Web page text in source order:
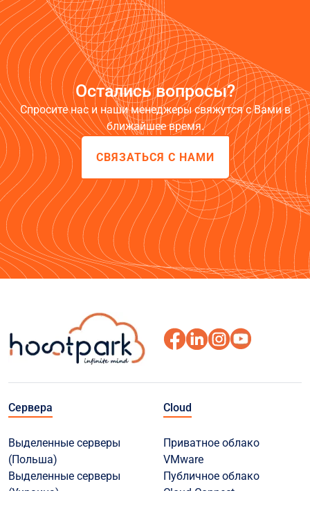
Остались вопросы?
Спросите нас и наши менеджеры свяжутся с Вами в
ближайшее время.
СВЯЗАТЬСЯ С НАМИ
Сервера
Выделенные серверы
(Польша)
Выделенные серверы
(Украина)
Cloud
Приватное облако
VMware
Публичное облако
Cloud Connect